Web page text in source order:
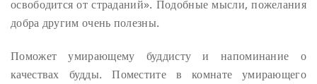
освободится от страданий». Подобные мысли, пожелания
добра другим очень полезны.
Поможет умирающему буддисту и напоминание о
качествах будды. Поместите в комнате умирающего